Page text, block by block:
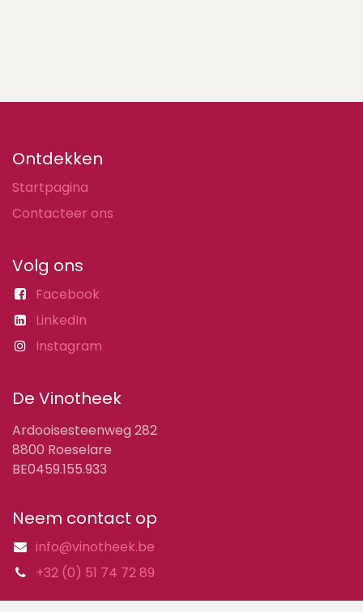
Ontdekken
Startpagina
Contacteer ons
Volg ons
Facebook
LinkedIn
Instagram
De Vinotheek
Ardooisesteenweg 282
8800 Roeselare
BE0459.155.933
Neem contact op
info@vinotheek.be
+32 (0) 51 74 72 89